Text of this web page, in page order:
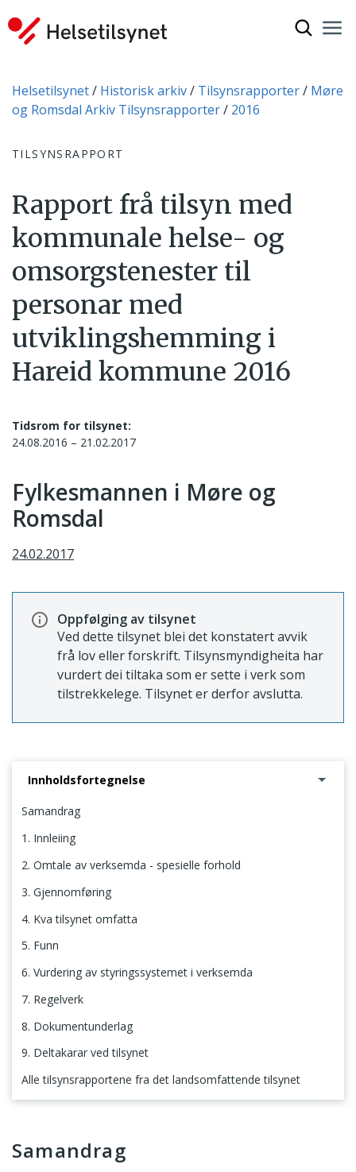
Du er her:
Helsetilsynet Historisk arkiv Tilsynsrapporter
Møre
og Romsdal Arkiv Tilsynsrapporter
2016
TILSYNSRAPPORT
Rapport frå tilsyn med
kommunale helse- og
omsorgstenester til
personar med
utviklingshemming i
Hareid kommune 2016
Tidsrom for tilsynet:
24.08.2016 – 21.02.2017
Fylkesmannen i Møre og
Romsdal
24.02.2017
Oppfølging av tilsynet
Ved dette tilsynet blei det konstatert avvik
frå lov eller forskrift. Tilsynsmyndigheita har
vurdert dei tiltaka som er sette i verk som
tilstrekkelege. Tilsynet er derfor avslutta.
Innholdsfortegnelse
Samandrag
1. Innleiing
2. Omtale av verksemda - spesielle forhold
3. Gjennomføring
4. Kva tilsynet omfatta
5. Funn
6. Vurdering av styringssystemet i verksemda
7. Regelverk
8. Dokumentunderlag
9. Deltakarar ved tilsynet
Alle tilsynsrapportene fra det landsomfattende tilsynet
Samandrag